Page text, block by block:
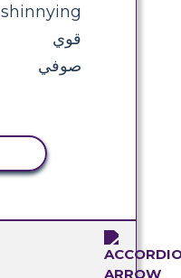
shinnying
قوي
صوفي